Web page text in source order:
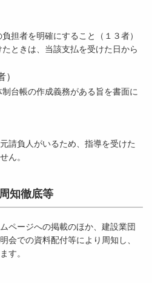
担者を明確にすること（１３者）
ときは、当該支払を受けた日から
）
台帳の作成義務がある旨を書面に
負人がいるため、指導を受けた
ん。
知徹底等
ページへの掲載のほか、建設業団
会での資料配付等により周知し、
す。